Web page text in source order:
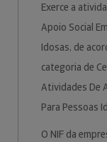
Exerce a
Apoio Social
Idosas, de
categoria de
Atividades De
Para Pessoas
O NIF da